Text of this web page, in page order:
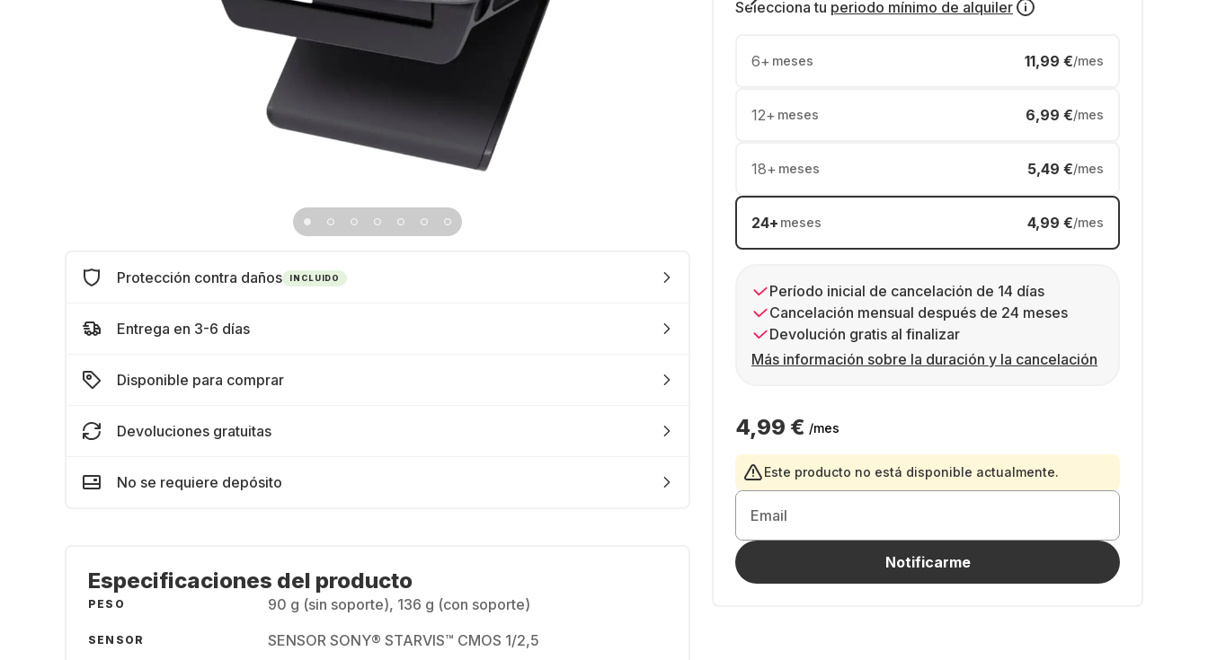
Selecciona tu periodo mínimo de alquiler
6+ meses 11,99 €/mes
12+ meses 6,99 €/mes
18+ meses 5,49 €/mes
24+ meses 4,99 €/mes
Período inicial de cancelación de 14 días
Cancelación mensual después de 24 meses
Devolución gratis al finalizar
Más información sobre la duración y la cancelación
4,99 € /mes
Este producto no está disponible actualmente.
Email
Notificarme
Protección contra daños INCLUIDO
Entrega en 3-6 días
Disponible para comprar
Devoluciones gratuitas
No se requiere depósito
Especificaciones del producto
PESO 90 g (sin soporte), 136 g (con soporte)
SENSOR SENSOR SONY® STARVIS™ CMOS 1/2,5